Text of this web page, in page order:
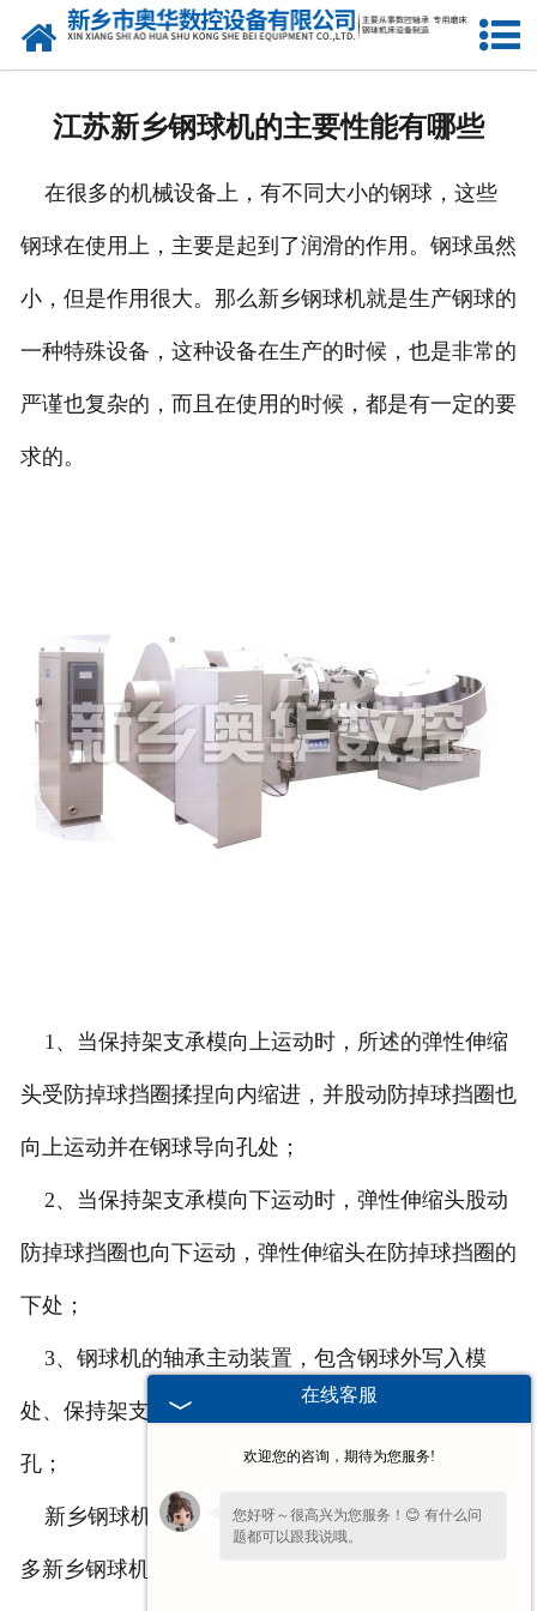
网站首页
公司风采
人才招聘
江苏新乡钢球机的主要性能有哪些
在很多的机械设备上，有不同大小的钢球，这些
钢球在使用上，主要是起到了润滑的作用。钢球虽然
小，但是作用很大。那么新乡钢球机就是生产钢球的
一种特殊设备，这种设备在生产的时候，也是非常的
严谨也复杂的，而且在使用的时候，都是有一定的要
求的。
1、当保持架支承模向上运动时，所述的弹性伸缩
头受防掉球挡圈揉捏向内缩进，并股动防掉球挡圈也
向上运动并在钢球导向孔处；
2、当保持架支承模向下运动时，弹性伸缩头股动
防掉球挡圈也向下运动，弹性伸缩头在防掉球挡圈的
下处；
3、钢球机的轴承主动装置，包含钢球外写入模
处、保持架支承模、钢球保持架、钢球、钢球导向
孔；
新乡钢球机的主要性能，主要就是以上这些，更
多新乡钢球机知识，大家可以在我们的网站上了解。
在线客服
欢迎您的咨询，期待为您服务!
您好呀～很高兴为您服务！😊 有什么问
题都可以跟我说哦。